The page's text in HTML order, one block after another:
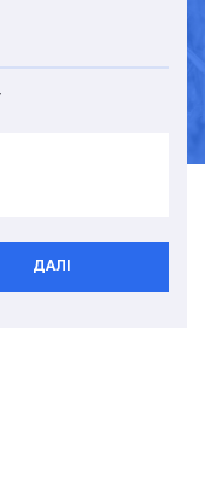
ДАЛІ